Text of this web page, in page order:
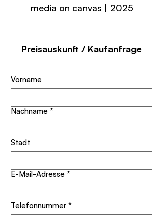
media on canvas | 2025
Preisauskunft / Kaufanfrage
Vorname
Nachname *
Stadt
E-Mail-Adresse *
Telefonnummer *